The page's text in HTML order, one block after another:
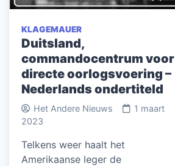
KLAGEMAUER
Duitsland,
commandocentrum voor
directe oorlogsvoering –
Nederlands ondertiteld
Het Andere Nieuws
1 maart
2023
Telkens weer haalt het
Amerikaanse leger de